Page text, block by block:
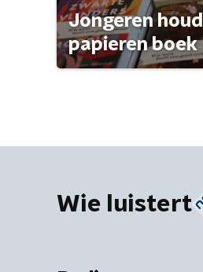
Jongeren
papieren boek
Wie luistert